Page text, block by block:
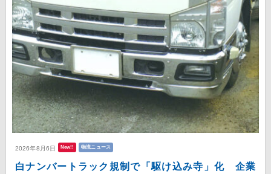
2026年8月6日 New!! 物流ニュース
白ナンバートラック規制で「駆け込み寺」化 企業